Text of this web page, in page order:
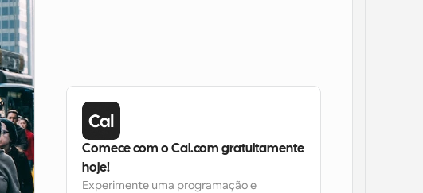
Comece com o Cal.com gratuitamente
hoje!
Experimente uma programação e